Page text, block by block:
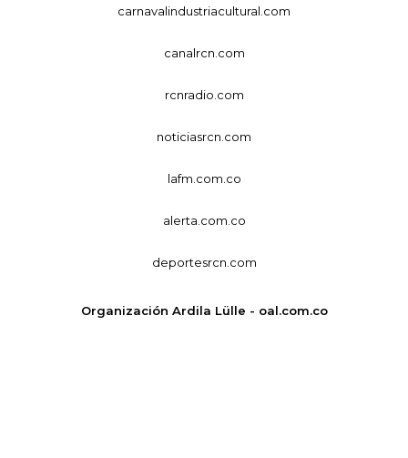
carnavalindustriacultural.com
canalrcn.com
rcnradio.com
noticiasrcn.com
lafm.com.co
alerta.com.co
deportesrcn.com
Organización Ardila Lülle - oal.com.co